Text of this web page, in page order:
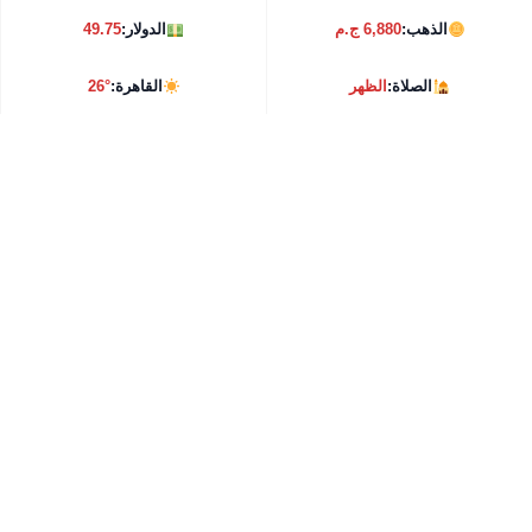
الذهب:6,880 ج.م الدولار:49.75
الصلاة:الظهر القاهرة:26°